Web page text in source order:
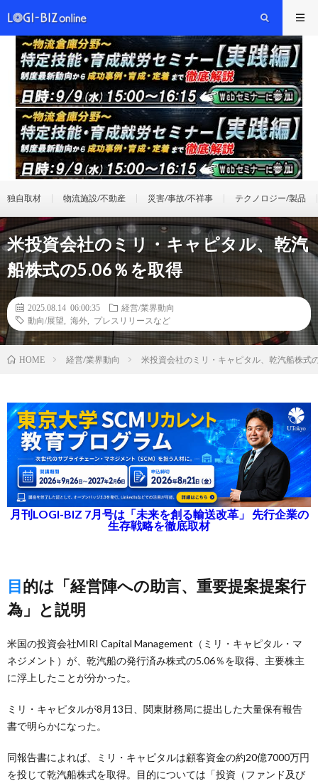
独自取材 物流施設/不動産 災害/事故/不祥事 テクノロジー/製品
米投資会社のミリ・キャピタル、乾汽
船株式の5.06％を取得
2025.08.14 06:00:35
経営/業界動向
動向/展望
海外 プレスリリースなど
HOME 経営/業界動向 米投資会社のミリ・キャピタル、乾汽船株式
月刊LOGI-BIZ 7月号は「未来を創る輸送改革」 先行企業の
生存戦略を徹底取材
目的は「経営陣への助言、重要提案提案行
為」と説明
米国の投資会社MIRI Capital Management（ミリ・キャピタル・マ
ネジメント）が、乾汽船の発行済み株式の5.06％を取得、主要株主
に浮上したことが分かった。
ミリ・キャピタルが8月13日、関東財務局に提出した大量保有報告
書で明らかになった。
同報告書によれば、ミリ・キャピタルは顧客資金の約20億7000万円
を投じて乾汽船株式を取得。目的については「投資（ファンド及び